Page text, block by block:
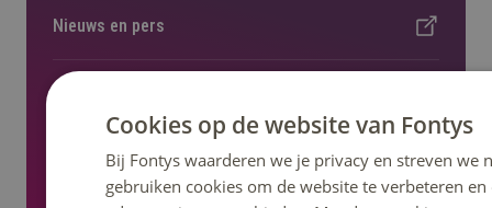
Nieuws en pers
Cookies op de website van Fontys
Bij Fontys waarderen we je privacy en streven we
gebruiken cookies om de website te verbeteren